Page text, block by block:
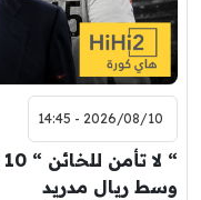
2026/08/10 - 14:45
وسط ريال مدريد